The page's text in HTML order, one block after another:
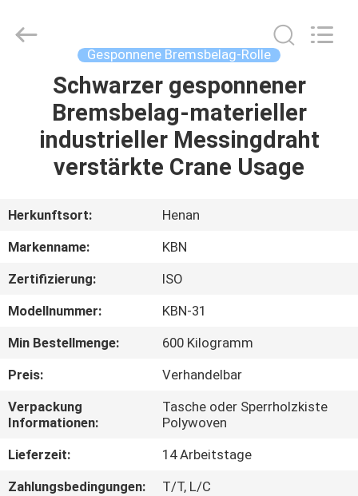
HAUS
PRODUKTE
UNS
AUSFLUG
QUALITÄTSKONTROLLE
TRETEN
SIE
MIT
UNS
Gesponnene Bremsbelag-Rolle
Schwarzer gesponnener
Bremsbelag-materieller
industrieller Messingdraht
verstärkte Crane Usage
Herkunftsort:
Henan
Markenname:
KBN
Zertifizierung:
ISO
Modellnummer:
KBN-31
Min Bestellmenge:
600 Kilogramm
Preis:
Verhandelbar
Verpackung
Informationen:
Tasche oder Sperrholzkiste
Polywoven
Lieferzeit:
14 Arbeitstage
Zahlungsbedingungen:
T/T, L/C